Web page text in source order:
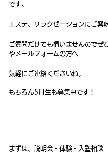
です。
エステ、リラクゼーションにご興
ご質問だけでも構いませんのでぜ
やメールフォームの方へ
気軽にご連絡くださいね。
もちろん5月生も募集中です！
まずは、説明会・体験・入塾相談